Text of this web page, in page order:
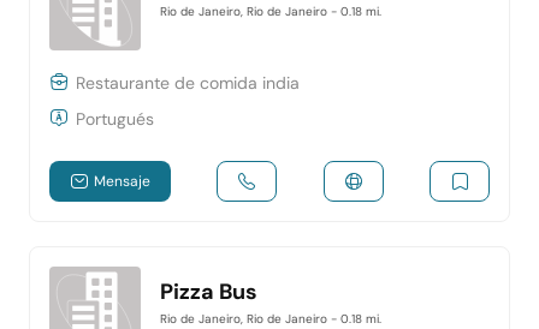
Rio de Janeiro, Rio de Janeiro - 0.18 mi.
Restaurante de comida india
Portugués
Mensaje
Pizza Bus
Rio de Janeiro, Rio de Janeiro - 0.18 mi.